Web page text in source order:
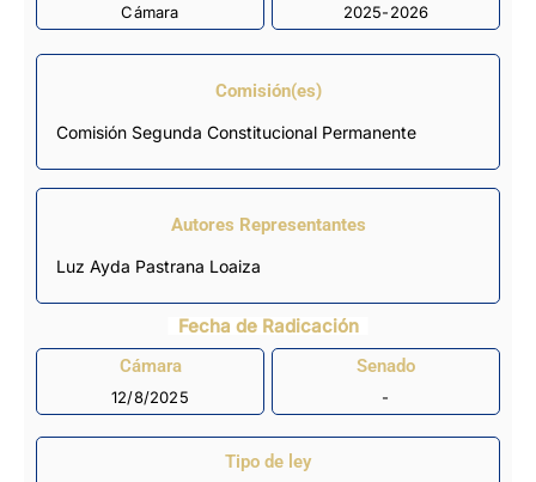
Cámara 2025-2026
Comisión(es)
Comisión Segunda Constitucional Permanente
Autores Representantes
Luz Ayda Pastrana Loaiza
Fecha de Radicación
Cámara
12/8/2025
Senado
-
Tipo de ley